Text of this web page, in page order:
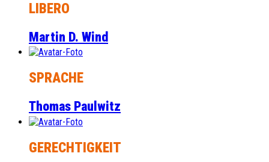
LIBERO
Martin D. Wind
SPRACHE
Thomas Paulwitz
GERECHTIGKEIT